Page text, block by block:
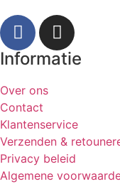
Informatie
Over ons
Contact
Klantenservice
Verzenden &
Privacy beleid
Algemene